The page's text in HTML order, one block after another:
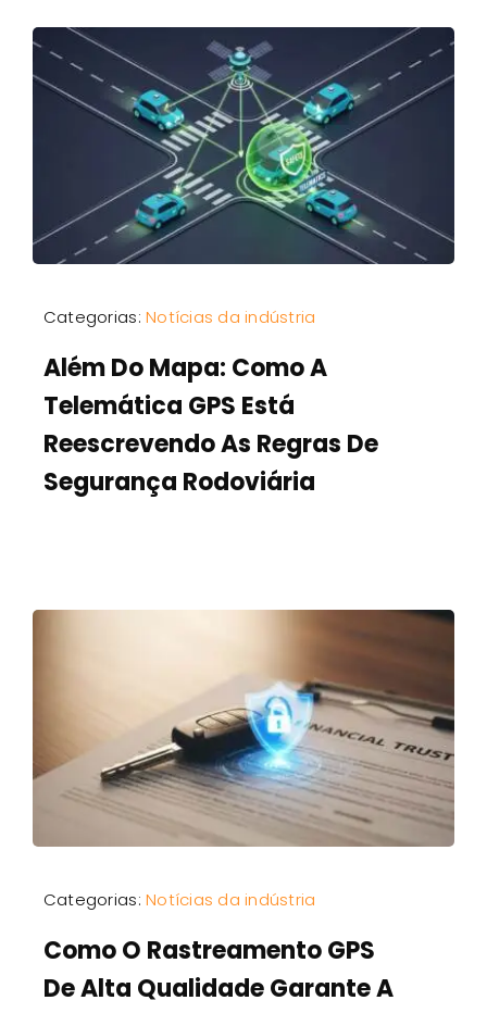
Categorias:Notícias da indústria
Além Do Mapa: Como A
Telemática GPS Está
Reescrevendo As Regras De
Segurança Rodoviária
Categorias:Notícias da indústria
Como O Rastreamento GPS
De Alta Qualidade Garante A